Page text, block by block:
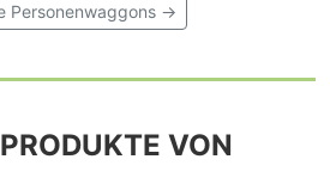
Personenwaggons →
VON